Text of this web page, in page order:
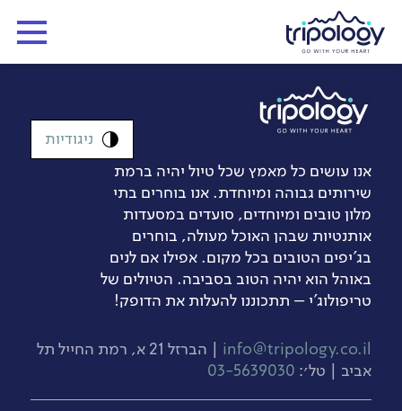
אנו עושים כל מאמץ שכל טיול יהיה ברמת
שירותים גבוהה ומיוחדת. אנו בוחרים בתי
מלון טובים ומיוחדים, סועדים במסעדות
אותנטיות שבהן האוכל מעולה, בוחרים
בג’יפים הטובים בכל מקום. אפילו אם לנים
באוהל הוא יהיה הטוב בסביבה. הטיולים של
טריפולוג'י – תתכוננו להעלות את הדופק!
info@tripology.co.il
| הברזל 21 א, רמת החייל תל
אביב | טל׳: 03-5639030
ניגודיות